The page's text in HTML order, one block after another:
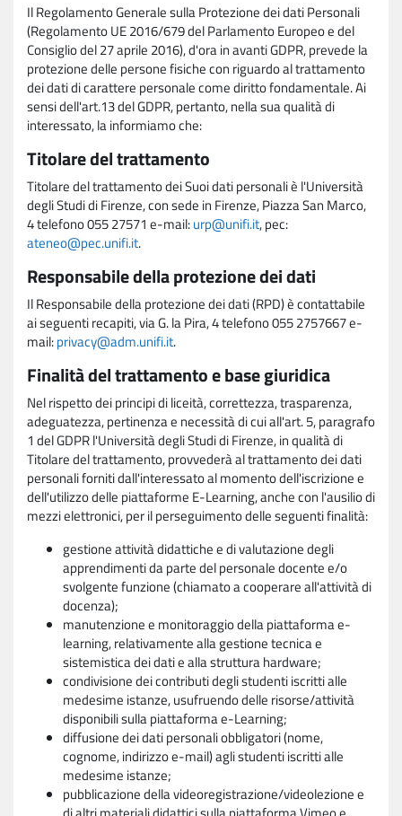
Il Regolamento Generale sulla Protezione dei dati Personali
(Regolamento UE 2016/679 del Parlamento Europeo e del
Consiglio del 27 aprile 2016), d'ora in avanti GDPR, prevede la
protezione delle persone fisiche con riguardo al trattamento
dei dati di carattere personale come diritto fondamentale. Ai
sensi dell'art.13 del GDPR, pertanto, nella sua qualità di
interessato, la informiamo che:
Titolare del trattamento
Titolare del trattamento dei Suoi dati personali è l'Università
degli Studi di Firenze, con sede in Firenze, Piazza San Marco,
4 telefono 055 27571 e-mail:urp@unifi.it, pec:
ateneo@pec.unifi.it.
Responsabile della protezione dei dati
Il Responsabile della protezione dei dati (RPD) è contattabile
ai seguenti recapiti, via G. la Pira, 4 telefono 055 2757667 e-
mail:privacy@adm.unifi.it.
Finalità del trattamento e base giuridica
Nel rispetto dei principi di liceità, correttezza, trasparenza,
adeguatezza, pertinenza e necessità di cui all'art. 5, paragrafo
1 del GDPR l'Università degli Studi di Firenze, in qualità di
Titolare del trattamento, provvederà al trattamento dei dati
personali forniti dall'interessato al momento dell'iscrizione e
dell'utilizzo delle piattaforme E-Learning, anche con l'ausilio di
mezzi elettronici, per il perseguimento delle seguenti finalità:
gestione attività didattiche e di valutazione degli
apprendimenti da parte del personale docente e/o
svolgente funzione (chiamato a cooperare all'attività di
docenza);
manutenzione e monitoraggio della piattaforma e-
learning, relativamente alla gestione tecnica e
sistemistica dei dati e alla struttura hardware;
condivisione dei contributi degli studenti iscritti alle
medesime istanze, usufruendo delle risorse/attività
disponibili sulla piattaforma e-Learning;
diffusione dei dati personali obbligatori (nome,
cognome, indirizzo e-mail) agli studenti iscritti alle
medesime istanze;
pubblicazione della videoregistrazione/videolezione e